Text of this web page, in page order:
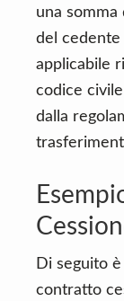
una
del cedente
applicabile
codice
dalla
Di seguito
contratto